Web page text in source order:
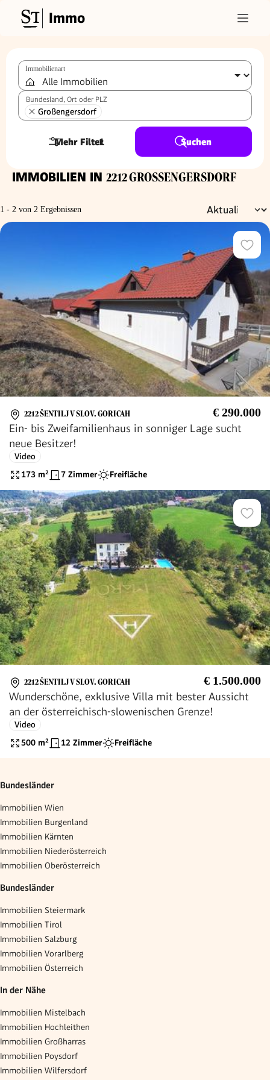
Immo
Immobilienart
Bundesland, Ort oder PLZ
Großengersdorf
Mehr Filter
1 Suchen
IMMOBILIEN IN 2212 GROSSENGERSDORF
1 - 2 von 2 Ergebnissen
2212 ŠENTILJ V SLOV. GORICAH € 290.000
Ein- bis Zweifamilienhaus in sonniger Lage sucht
neue Besitzer!
Video
173 m² 7 Zimmer Freifläche
2212 ŠENTILJ V SLOV. GORICAH € 1.500.000
Wunderschöne, exklusive Villa mit bester Aussicht
an der österreichisch-slowenischen Grenze!
Video
500 m² 12 Zimmer Freifläche
Bundesländer
Immobilien Wien
Immobilien Burgenland
Immobilien Kärnten
Immobilien Niederösterreich
Immobilien Oberösterreich
Bundesländer
Immobilien Steiermark
Immobilien Tirol
Immobilien Salzburg
Immobilien Vorarlberg
Immobilien Österreich
In der Nähe
Immobilien Mistelbach
Immobilien Hochleithen
Immobilien Großharras
Immobilien Poysdorf
Immobilien Wilfersdorf